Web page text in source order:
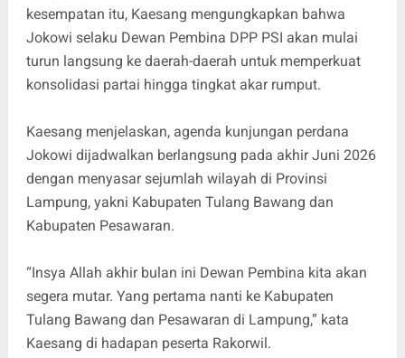
kesempatan itu, Kaesang mengungkapkan bahwa
Jokowi selaku Dewan Pembina DPP PSI akan mulai
turun langsung ke daerah-daerah untuk memperkuat
konsolidasi partai hingga tingkat akar rumput.
Kaesang menjelaskan, agenda kunjungan perdana
Jokowi dijadwalkan berlangsung pada akhir Juni 2026
dengan menyasar sejumlah wilayah di Provinsi
Lampung, yakni Kabupaten Tulang Bawang dan
Kabupaten Pesawaran.
“Insya Allah akhir bulan ini Dewan Pembina kita akan
segera mutar. Yang pertama nanti ke Kabupaten
Tulang Bawang dan Pesawaran di Lampung,” kata
Kaesang di hadapan peserta Rakorwil.